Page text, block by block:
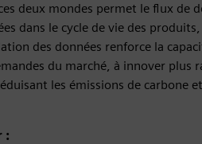
deux mondes permet le flux de
dans le cycle de vie des
des données renforce la
du marché, à innover plus
les émissions de carbone
: